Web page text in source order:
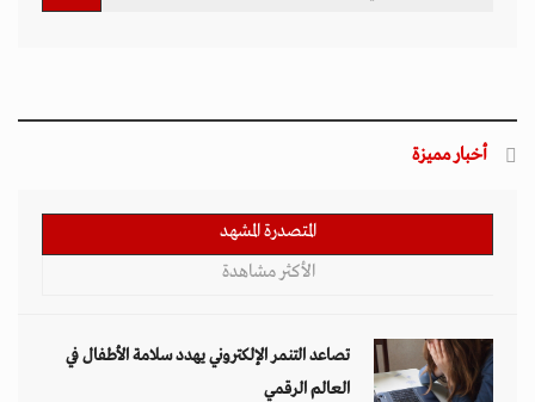
أخبار مميزة
المتصدرة المشهد
الأكثر مشاهدة
تصاعد التنمر الإلكتروني يهدد سلامة الأطفال في
العالم الرقمي